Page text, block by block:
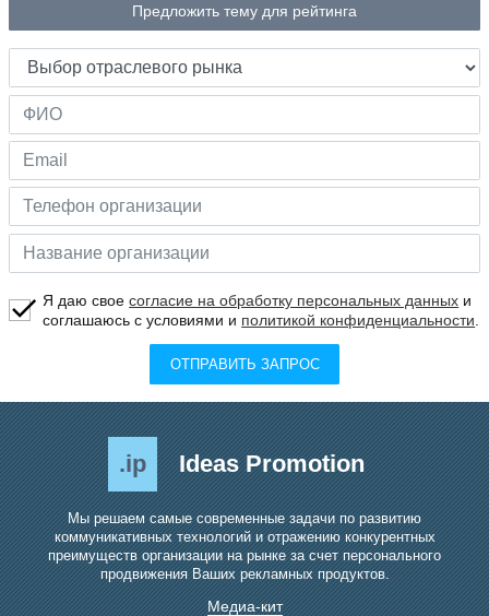
Предложить тему для рейтинга
Я даю своесогласие на обработку персональных данных и
соглашаюсь с условиями и политикой конфиденциальности
ОТПРАВИТЬ ЗАПРОС
.ip Ideas Promotion
Мы решаем самые современные задачи по развитию
коммуникативных технологий и отражению конкурентных
преимуществ организации на рынке за счет персонального
продвижения Ваших рекламных продуктов.
Медиа-кит